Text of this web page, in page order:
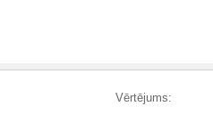
Vērtējums: